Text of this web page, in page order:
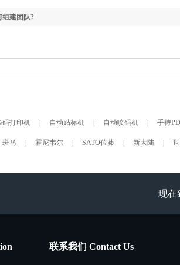
建团队?
码打印机 自动贴标机 自动喷码机 手持
斑马 霍尼韦尔 SATO佐藤 新大陆
现在
联系我们 Contact Us